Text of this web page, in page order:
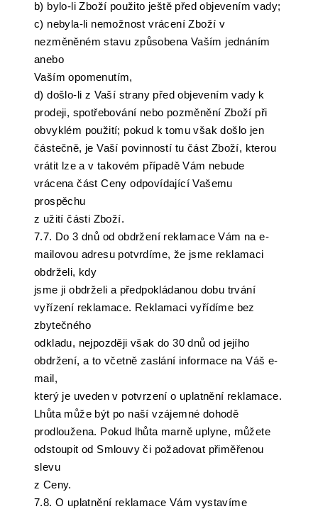
b) bylo-li Zboží použito ještě před objevením vady;
c) nebyla-li nemožnost vrácení Zboží v
nezměněném stavu způsobena Vaším jednáním
anebo
Vaším opomenutím,
d) došlo-li z Vaší strany před objevením vady k
prodeji, spotřebování nebo pozměnění Zboží při
obvyklém použití; pokud k tomu však došlo jen
částečně, je Vaší povinností tu část Zboží, kterou
vrátit lze a v takovém případě Vám nebude
vrácena část Ceny odpovídající Vašemu
prospěchu
z užití části Zboží.
7.7. Do 3 dnů od obdržení reklamace Vám na e-
mailovou adresu potvrdíme, že jsme reklamaci
obdrželi, kdy
jsme ji obdrželi a předpokládanou dobu trvání
vyřízení reklamace. Reklamaci vyřídíme bez
zbytečného
odkladu, nejpozději však do 30 dnů od jejího
obdržení, a to včetně zaslání informace na Váš e-
mail,
který je uveden v potvrzení o uplatnění reklamace.
Lhůta může být po naší vzájemné dohodě
prodloužena. Pokud lhůta marně uplyne, můžete
odstoupit od Smlouvy či požadovat přiměřenou
slevu
z Ceny.
7.8. O uplatnění reklamace Vám vystavíme